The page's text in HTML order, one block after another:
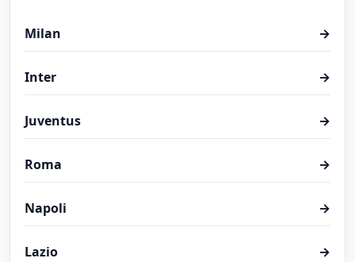
Milan →
Inter →
Juventus →
Roma →
Napoli →
Lazio →